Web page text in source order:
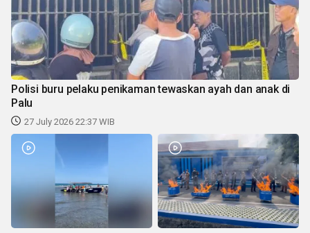
Polisi buru pelaku penikaman tewaskan ayah dan anak di
Palu
27 July 2026 22:37 WIB